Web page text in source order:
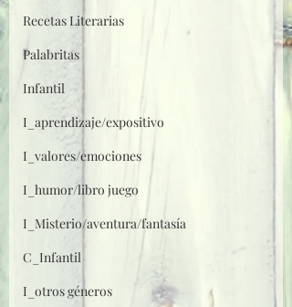
Recetas Literarias
Palabritas
Infantil
I_aprendizaje/expositivo
I_valores/emociones
I_humor/libro juego
I_Misterio/aventura/fantasía
C_Infantil
I_otros géneros